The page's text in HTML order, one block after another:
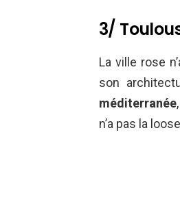
3/
La ville rose
son
méditerranée
n’a pas la